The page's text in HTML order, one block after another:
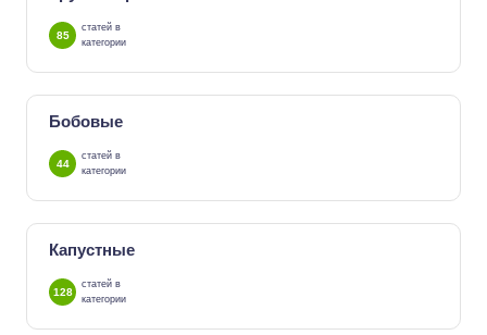
85
статей в
категории
Бобовые
44
статей в
категории
Капустные
128
статей в
категории